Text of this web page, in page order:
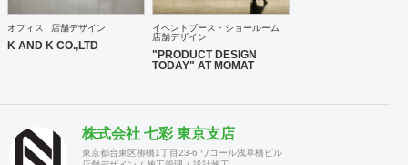
オフィス 店舗デザイン
K AND K CO.,LTD
イベントブース・ショールーム
店舗デザイン
"PRODUCT DESIGN
TODAY" AT MOMAT
株式会社 七彩 東京支店
東京都台東区柳橋1丁目23-6 ワコール浅草橋ビル